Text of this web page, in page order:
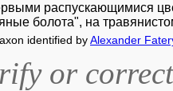
распускающимися
болота", на
identified byAlexander
or